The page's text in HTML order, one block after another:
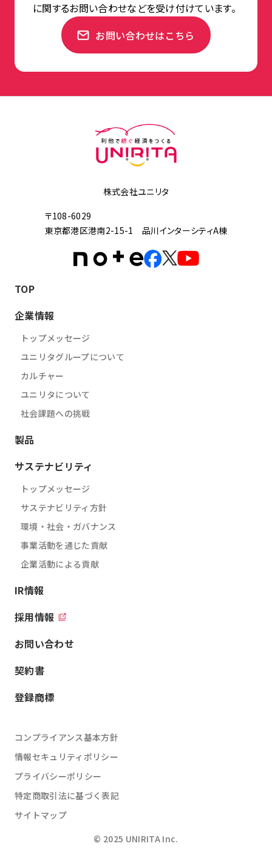
に関するお問い合わせなどを受け付けています。
お問い合わせはこちら
株式会社ユニリタ
〒108-6029
東京都港区港南2-15-1 品川インターシティA棟
TOP
企業情報
トップメッセージ
ユニリタグループについて
カルチャー
ユニリタについて
社会課題への挑戦
製品
サステナビリティ
トップメッセージ
サステナビリティ方針
環境・社会・ガバナンス
事業活動を通じた貢献
企業活動による貢献
IR情報
採用情報
お問い合わせ
契約書
登録商標
コンプライアンス基本方針
情報セキュリティポリシー
プライバシーポリシー
特定商取引法に基づく表記
サイトマップ
© 2025 UNIRITA Inc.